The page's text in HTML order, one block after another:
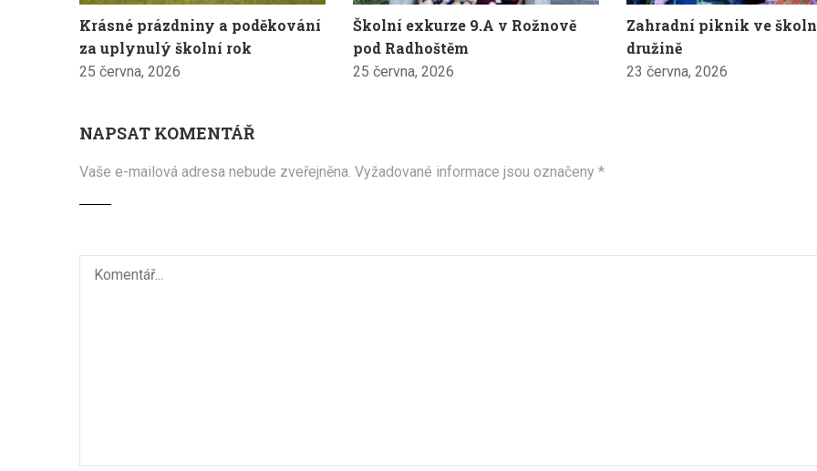
Krásné prázdniny a poděkování
za uplynulý školní rok
25 června, 2026
Školní exkurze 9.A v Rožnově
pod Radhoštěm
25 června, 2026
Zahradní piknik ve
družině
23 června, 2026
NAPSAT KOMENTÁŘ
Vaše e-mailová adresa nebude zveřejněna. Vyžadované informace jsou označeny *